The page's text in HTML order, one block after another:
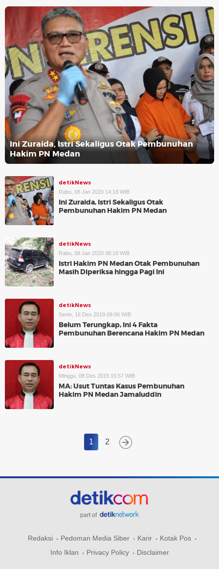
Ini Zuraida, Istri Sekaligus Otak Pembunuhan
Hakim PN Medan
detikNews
Rabu, 08 Jan 2020 14:18 WIB
Ini Zuraida, Istri Sekaligus Otak
Pembunuhan Hakim PN Medan
detikNews
Rabu, 08 Jan 2020 08:19 WIB
Istri Hakim PN Medan Otak Pembunuhan
Masih Diperiksa hingga Pagi Ini
detikNews
Senin, 16 Des 2019 09:06 WIB
Belum Terungkap, Ini 4 Fakta
Pembunuhan Berencana Hakim PN Medan
detikNews
Minggu, 08 Des 2019 15:57 WIB
MA: Usut Tuntas Kasus Pembunuhan
Hakim PN Medan Jamaluddin
1 2
part of
Redaksi Pedoman Media Siber Karir
Kotak Pos
Info Iklan
Privacy Policy Disclaimer